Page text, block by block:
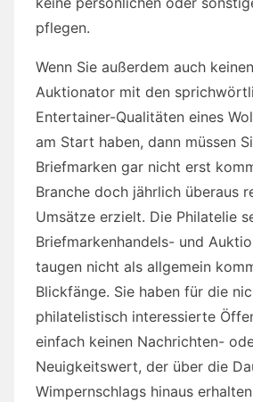
pflegen.
Wenn Sie außerdem auch
Auktionator mit den
Entertainer-Qualitäten eines
am Start haben, dann müssen
Briefmarken gar nicht erst
Branche doch jährlich überaus
Umsätze erzielt. Die Philatelie
Briefmarkenhandels- und
taugen nicht als allgemein
Blickfänge. Sie haben für die
philatelistisch interessierte
einfach keinen Nachrichten-
Neuigkeitswert, der über die
Wimpernschlags hinaus